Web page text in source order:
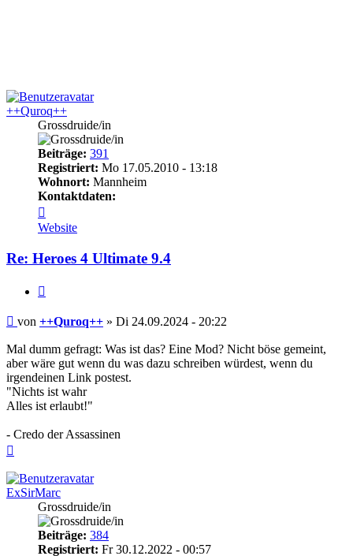
++Quroq++
Grossdruide/in
Beiträge: 391
Registriert: Mo 17.05.2010 - 13:18
Wohnort: Mannheim
Kontaktdaten:
von
++Quroq++
Website
Re: Heroes 4 Ultimate 9.4
Beitrag
von ++Quroq++ » Di 24.09.2024 - 20:22
Mal dumm gefragt: Was ist das? Eine Mod? Nicht böse gemeint,
aber wäre gut wenn du was dazu schreiben würdest, wenn du
irgendeinen Link postest.
"Nichts ist wahr
Alles ist erlaubt!"
- Credo der Assassinen
ExSirMarc
Grossdruide/in
Beiträge: 384
Registriert: Fr 30.12.2022 - 00:57